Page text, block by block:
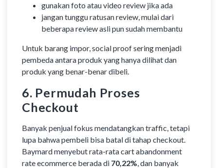
gunakan foto atau video review jika ada
jangan tunggu ratusan review, mulai dari
beberapa review asli pun sudah membantu
Untuk barang impor, social proof sering menjadi
pembeda antara produk yang hanya dilihat dan
produk yang benar-benar dibeli.
6. Permudah Proses
Checkout
Banyak penjual fokus mendatangkan traffic, tetapi
lupa bahwa pembeli bisa batal di tahap checkout.
Baymard menyebut rata-rata cart abandonment
rate ecommerce berada di 70,22%, dan banyak